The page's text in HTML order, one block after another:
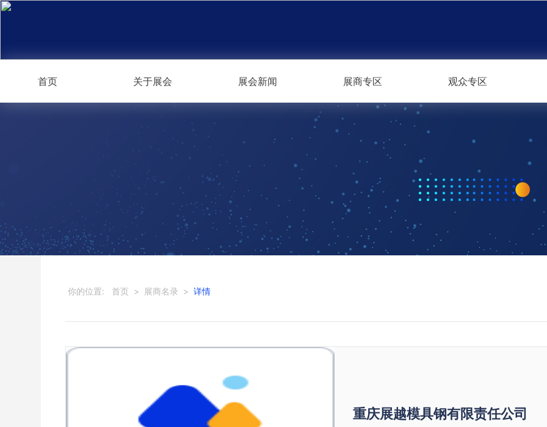
首页 关于展会 展会新闻 展商专区 观众专区
你的位置: 首页 > 展商名录 > 详情
重庆展越模具钢有限责任公司